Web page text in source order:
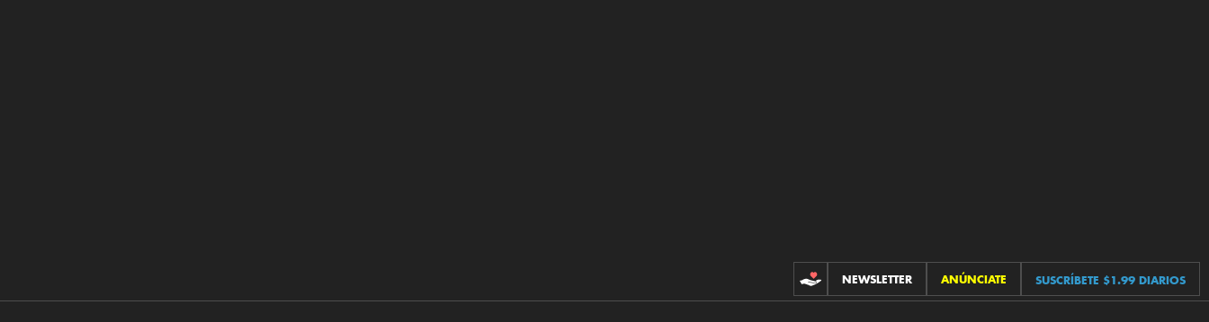
CONTRIBUCIONES
NEWSLETTER ANÚNCIATE SUSCRÍBETE $1.99 DIARIOS